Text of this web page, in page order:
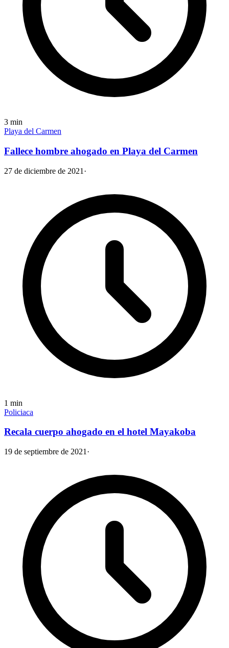
3 min
Playa del Carmen
Fallece hombre ahogado en Playa del Carmen
27 de diciembre de 2021 ·
1 min
Policiaca
Recala cuerpo ahogado en el hotel Mayakoba
19 de septiembre de 2021 ·